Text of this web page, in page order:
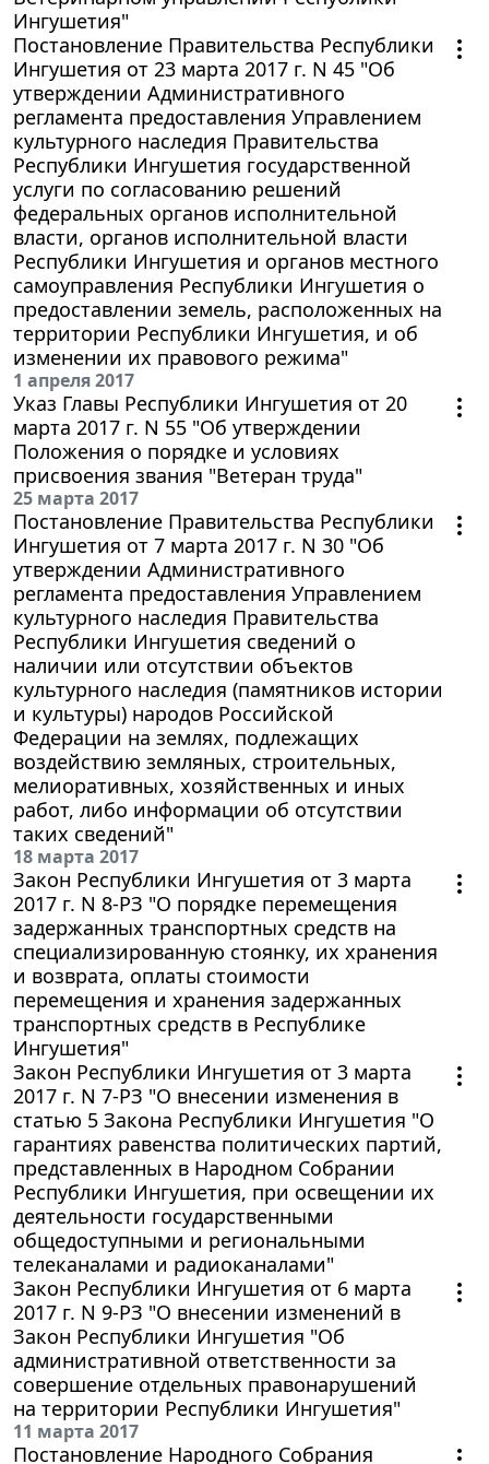
Ингушетия"
Постановление Правительства Республики
Ингушетия от 23 марта 2017 г. N 45 "Об
утверждении Административного
регламента предоставления Управлением
культурного наследия Правительства
Республики Ингушетия государственной
услуги по согласованию решений
федеральных органов исполнительной
власти, органов исполнительной власти
Республики Ингушетия и органов местного
самоуправления Республики Ингушетия о
предоставлении земель, расположенных на
территории Республики Ингушетия, и об
изменении их правового режима"
1 апреля 2017
Указ Главы Республики Ингушетия от 20
марта 2017 г. N 55 "Об утверждении
Положения о порядке и условиях
присвоения звания "Ветеран труда"
25 марта 2017
Постановление Правительства Республики
Ингушетия от 7 марта 2017 г. N 30 "Об
утверждении Административного
регламента предоставления Управлением
культурного наследия Правительства
Республики Ингушетия сведений о
наличии или отсутствии объектов
культурного наследия (памятников истории
и культуры) народов Российской
Федерации на землях, подлежащих
воздействию земляных, строительных,
мелиоративных, хозяйственных и иных
работ, либо информации об отсутствии
таких сведений"
18 марта 2017
Закон Республики Ингушетия от 3 марта
2017 г. N 8-РЗ "О порядке перемещения
задержанных транспортных средств на
специализированную стоянку, их хранения
и возврата, оплаты стоимости
перемещения и хранения задержанных
транспортных средств в Республике
Ингушетия"
Закон Республики Ингушетия от 3 марта
2017 г. N 7-РЗ "О внесении изменения в
статью 5 Закона Республики Ингушетия "О
гарантиях равенства политических партий,
представленных в Народном Собрании
Республики Ингушетия, при освещении их
деятельности государственными
общедоступными и региональными
телеканалами и радиоканалами"
Закон Республики Ингушетия от 6 марта
2017 г. N 9-РЗ "О внесении изменений в
Закон Республики Ингушетия "Об
административной ответственности за
совершение отдельных правонарушений
на территории Республики Ингушетия"
11 марта 2017
Постановление Народного Собрания